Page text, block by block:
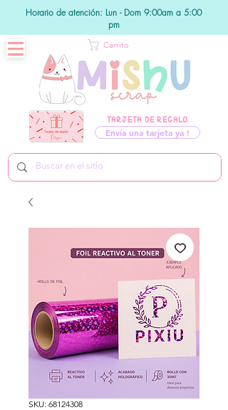
Horario de atención: Lun - Dom 9:00am a 5:00
pm
TARJETA DE REGALO
Envía una tarjeta ya !
Carrito
SKU: 68124308